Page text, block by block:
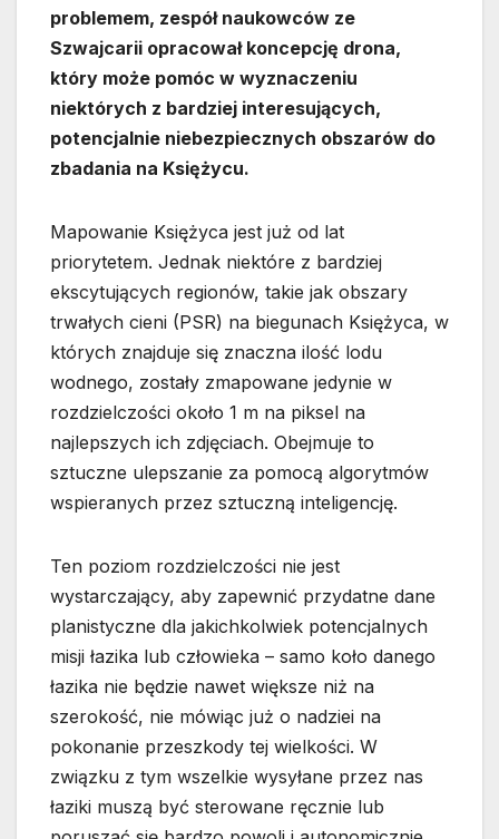
problemem, zespół naukowców ze
Szwajcarii opracował koncepcję drona,
który może pomóc w wyznaczeniu
niektórych z bardziej interesujących,
potencjalnie niebezpiecznych obszarów do
zbadania na Księżycu.
Mapowanie Księżyca jest już od lat
priorytetem. Jednak niektóre z bardziej
ekscytujących regionów, takie jak obszary
trwałych cieni (PSR) na biegunach Księżyca, w
których znajduje się znaczna ilość lodu
wodnego, zostały zmapowane jedynie w
rozdzielczości około 1 m na piksel na
najlepszych ich zdjęciach. Obejmuje to
sztuczne ulepszanie za pomocą algorytmów
wspieranych przez sztuczną inteligencję.
Ten poziom rozdzielczości nie jest
wystarczający, aby zapewnić przydatne dane
planistyczne dla jakichkolwiek potencjalnych
misji łazika lub człowieka – samo koło danego
łazika nie będzie nawet większe niż na
szerokość, nie mówiąc już o nadziei na
pokonanie przeszkody tej wielkości. W
związku z tym wszelkie wysyłane przez nas
łaziki muszą być sterowane ręcznie lub